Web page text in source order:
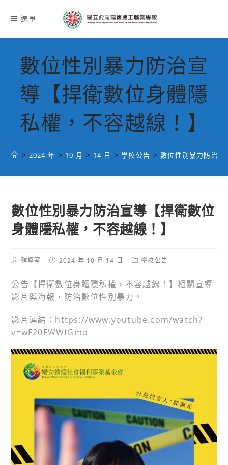
選單
數位性別暴力防治宣
導【捍衛數位身體隱
私權，不容越線！】
> 2024 年 > 10 月 > 14 日 > 學校公告 > 數位性別暴力防治
數位性別暴力防治宣導【捍衛數位
身體隱私權，不容越線！】
Post輔導室
Post2024 年 10 月 14 日
Post學校公告
公告【捍衛數位身體隱私權，不容越線！】相關宣導
影片與海報，防治數位性別暴力。
影片連結：https://www.youtube.com/watch?
v=wF20FWWfGmo